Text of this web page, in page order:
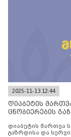
2025-11-13 12:44
დიაბეტის
ცნობიერების
დიაბეტის მართვა
გაზრდისა და